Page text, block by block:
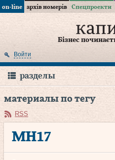
on-line архів номерів Спецпроекти
Бізнес
Войти
разделы
материалы по тегу
RSS
МН17